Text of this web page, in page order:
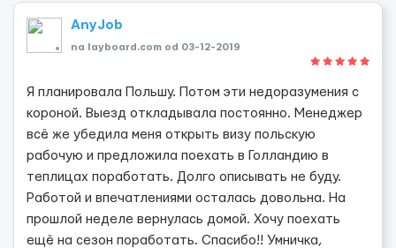
AnyJob
na layboard.com od 03-12-2019
Я планировала Польшу. Потом эти недоразумения с
короной. Выезд откладывала постоянно. Менеджер
всё же убедила меня открыть визу польскую
рабочую и предложила поехать в Голландию в
теплицах поработать. Долго описывать не буду.
Работой и впечатлениями осталась довольна. На
прошлой неделе вернулась домой. Хочу поехать
ещё на сезон поработать. Спасибо!! Умничка,